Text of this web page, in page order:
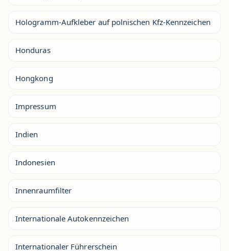
Hologramm-Aufkleber auf polnischen Kfz-Kennzeichen
Honduras
Hongkong
Impressum
Indien
Indonesien
Innenraumfilter
Internationale Autokennzeichen
Internationaler Führerschein